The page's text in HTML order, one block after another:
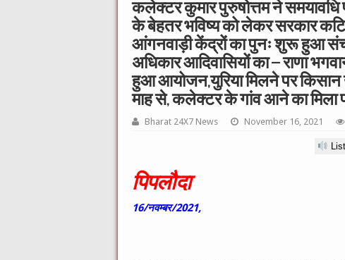
कलेक्टर कुमार पुरुषोत्तम ने समयावधि
के बेहतर भविष्य को लेकर सरकार
आंगनवाड़ी केंद्रों का पुनः शुरू हुआ
अधिकार आदिवासियों का – राणा
हुआ आयोजन,युरिया मिलने पर
माह से, कलेक्टर के गांव आने का मिला
Bharat 24X7 News November 16, 2021
पिपलौदा
16/नवम्बर/2021,